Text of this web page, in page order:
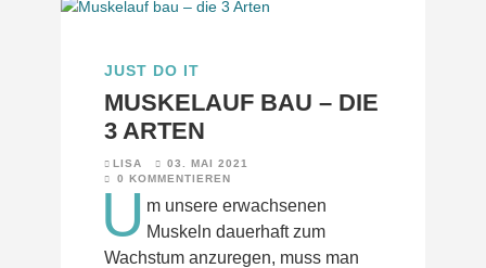
JUST DO IT
MUSKELAUF BAU – DIE
3 ARTEN
LISA
03. MAI 2021
0 KOMMENTIEREN
U m unsere erwachsenen
Muskeln dauerhaft zum
Wachstum anzuregen, muss man